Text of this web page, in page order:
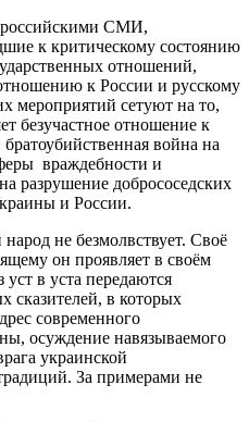
СМИ,
к критическому состоянию
отношений,
к России и русскому
мероприятий сетуют на то,
безучастное отношение к
война на
враждебности и
разрушение добрососедских
и России.
не безмолвствует. Своё
он проявляет в своём
уст в уста передаются
сказителей, в которых
современного
осуждение навязываемого
украинской
За примерами не